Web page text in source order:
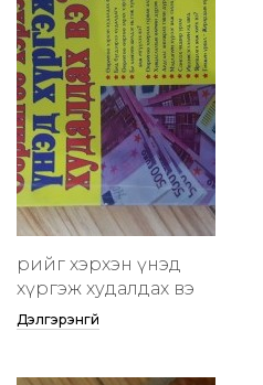
өөрийгөө хэрхэн үнэд
хүргэж худалдах вэ
Дэлгэрэнгүй